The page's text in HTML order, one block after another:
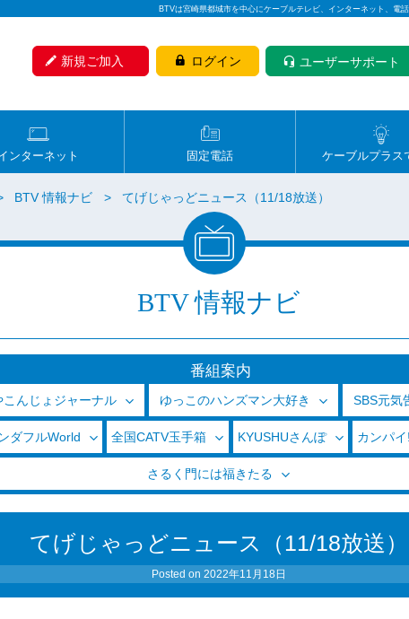
BTVは宮崎県都城市を中心にケーブルテレビ、インターネット、電
新規ご加入 ログイン ユーザーサポート
ンターネット 固定電話 ケーブルプラス
BTV 情報ナビ てげじゃっどニュース（11/18放送）
BTV 情報ナビ
番組案内
こんじょジャーナル ゆっこのハンズマン大好き SBS元気
ダフルWorld 全国CATV玉手箱 KYUSHUさんぽ カンパ
さるく門には福きたる
てげじゃっどニュース（11/18放送）
Posted on 2022年11月18日